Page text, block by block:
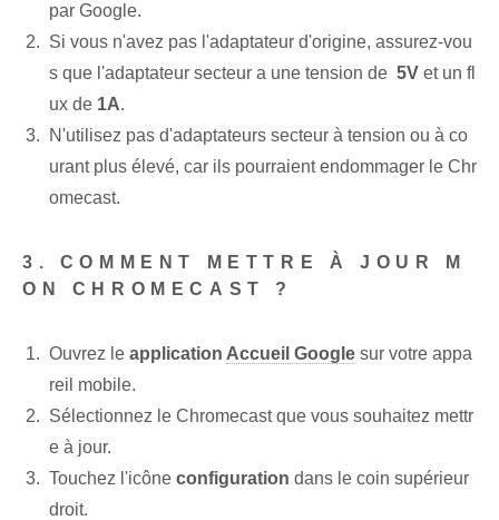
par Google.
Si vous n'avez pas l'adaptateur d'origine, assurez-vou
s que l'adaptateur secteur a une tension de ⁣ 5V et un fl
ux de 1A.
N'utilisez pas d'adaptateurs secteur à tension ou à co
urant plus élevé, car ils pourraient endommager le Chr
omecast.
3. COMMENT METTRE À JOUR M
ON CHROMECAST ?
Ouvrez le application Accueil Google sur votre appa
reil mobile.
Sélectionnez le Chromecast que vous souhaitez mettr
e à jour.
Touchez l'icône configuration dans le coin supérieur
droit.